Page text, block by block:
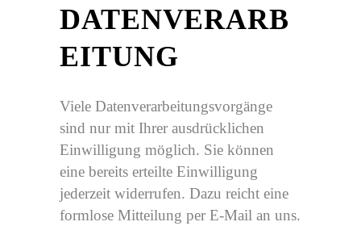
DATENVERARB
EITUNG
Viele Datenverarbeitungsvorgänge
sind nur mit Ihrer ausdrücklichen
Einwilligung möglich. Sie können
eine bereits erteilte Einwilligung
jederzeit widerrufen. Dazu reicht eine
formlose Mitteilung per E-Mail an uns.